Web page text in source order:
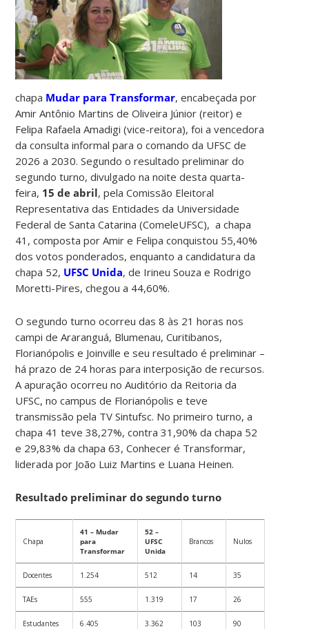
chapa Mudar para Transformar, encabeçada por
Amir Antônio Martins de Oliveira Júnior (reitor) e
Felipa Rafaela Amadigi (vice-reitora), foi a vencedora
da consulta informal para o comando da UFSC de
2026 a 2030. Segundo o resultado preliminar do
segundo turno, divulgado na noite desta quarta-
feira, 15 de abril, pela Comissão Eleitoral
Representativa das Entidades da Universidade
Federal de Santa Catarina (ComeleUFSC), a chapa
41, composta por Amir e Felipa conquistou 55,40%
dos votos ponderados, enquanto a candidatura da
chapa 52, UFSC Unida, de Irineu Souza e Rodrigo
Moretti-Pires, chegou a 44,60%.
O segundo turno ocorreu das 8 às 21 horas nos
campi de Araranguá, Blumenau, Curitibanos,
Florianópolis e Joinville e seu resultado é preliminar –
há prazo de 24 horas para interposição de recursos.
A apuração ocorreu no Auditório da Reitoria da
UFSC, no campus de Florianópolis e teve
transmissão pela TV Sintufsc. No primeiro turno, a
chapa 41 teve 38,27%, contra 31,90% da chapa 52
e 29,83% da chapa 63, Conhecer é Transformar,
liderada por João Luiz Martins e Luana Heinen.
Resultado preliminar do segundo turno
Chapa
41 – Mudar
para
Transformar
52 –
UFSC
Unida
Brancos Nulos
Docentes 1.254 512 14 35
TAEs 555 1.319 17 26
Estudantes 6.405 3.362 103 90